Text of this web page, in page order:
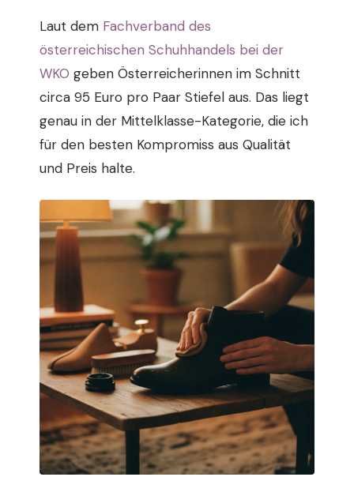
Laut dem Fachverband des
österreichischen Schuhhandels bei der
WKO geben Österreicherinnen im Schnitt
circa 95 Euro pro Paar Stiefel aus. Das liegt
genau in der Mittelklasse-Kategorie, die ich
für den besten Kompromiss aus Qualität
und Preis halte.